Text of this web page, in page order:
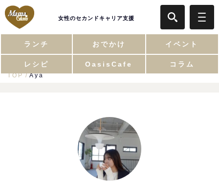
女性のセカンドキャリア支援
ランチ おでかけ イベント
レシピ OasisCafe コラム
TOP Aya